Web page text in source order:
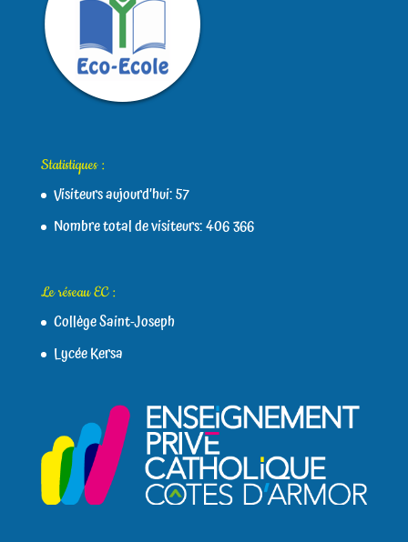
Statistiques :
Visiteurs aujourd’hui:57
Nombre total de visiteurs:406 366
Le réseau EC :
Collège Saint-Joseph
Lycée Kersa